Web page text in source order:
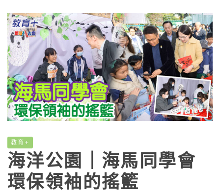
教育+
海洋公園｜海馬同學會
環保領袖的搖籃